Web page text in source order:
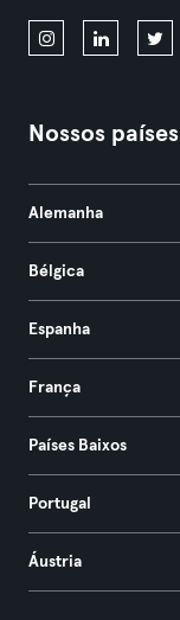
Nossos países
Alemanha
Bélgica
Espanha
França
Países Baixos
Portugal
Áustria